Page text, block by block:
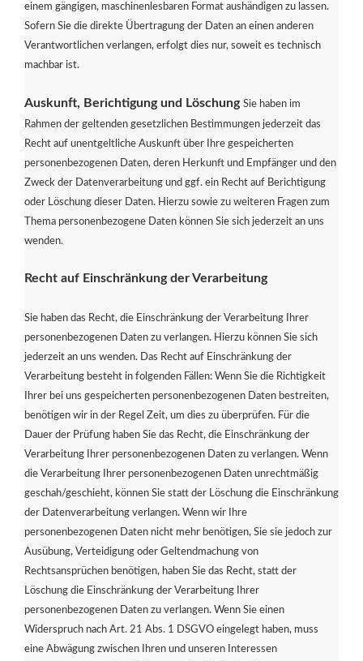
einem gängigen, maschinenlesbaren Format aushändigen zu lassen.
Sofern Sie die direkte Übertragung der Daten an einen anderen
Verantwortlichen verlangen, erfolgt dies nur, soweit es technisch
machbar ist.
Auskunft, Berichtigung und Löschung Sie haben im
Rahmen der geltenden gesetzlichen Bestimmungen jederzeit das
Recht auf unentgeltliche Auskunft über Ihre gespeicherten
personenbezogenen Daten, deren Herkunft und Empfänger und den
Zweck der Datenverarbeitung und ggf. ein Recht auf Berichtigung
oder Löschung dieser Daten. Hierzu sowie zu weiteren Fragen zum
Thema personenbezogene Daten können Sie sich jederzeit an uns
wenden.
Recht auf Einschränkung der Verarbeitung
Sie haben das Recht, die Einschränkung der Verarbeitung Ihrer
personenbezogenen Daten zu verlangen. Hierzu können Sie sich
jederzeit an uns wenden. Das Recht auf Einschränkung der
Verarbeitung besteht in folgenden Fällen: Wenn Sie die Richtigkeit
Ihrer bei uns gespeicherten personenbezogenen Daten bestreiten,
benötigen wir in der Regel Zeit, um dies zu überprüfen. Für die
Dauer der Prüfung haben Sie das Recht, die Einschränkung der
Verarbeitung Ihrer personenbezogenen Daten zu verlangen. Wenn
die Verarbeitung Ihrer personenbezogenen Daten unrechtmäßig
geschah/geschieht, können Sie statt der Löschung die Einschränkung
der Datenverarbeitung verlangen. Wenn wir Ihre
personenbezogenen Daten nicht mehr benötigen, Sie sie jedoch zur
Ausübung, Verteidigung oder Geltendmachung von
Rechtsansprüchen benötigen, haben Sie das Recht, statt der
Löschung die Einschränkung der Verarbeitung Ihrer
personenbezogenen Daten zu verlangen. Wenn Sie einen
Widerspruch nach Art. 21 Abs. 1 DSGVO eingelegt haben, muss
eine Abwägung zwischen Ihren und unseren Interessen